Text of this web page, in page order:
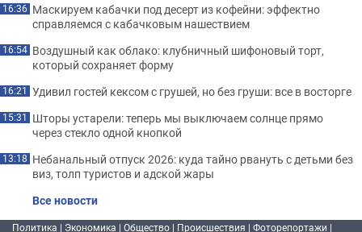
16:36 Маскируем кабачки под десерт из кофейни: эффектно
справляемся с кабачковым нашествием
16:54 Воздушный как облако: клубничный шифоновый торт,
который сохраняет форму
16:21 Удивил гостей кексом с грушей, но без груши: все в восторге
15:31 Шторы устарели: теперь мы выключаем солнце прямо
через стекло одной кнопкой
13:18 Небанальный отпуск 2026: куда тайно рвануть с детьми без
виз, толп туристов и адской жары
Все новости
Политика | Экономика | Общество | Происшествия | Фоторепортажи |